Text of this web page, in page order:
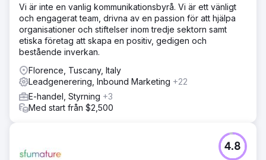
Vi är inte en vanlig kommunikationsbyrå. Vi är ett vänligt
och engagerat team, drivna av en passion för att hjälpa
organisationer och stiftelser inom tredje sektorn samt
etiska företag att skapa en positiv, gedigen och
bestående inverkan.
Florence, Tuscany, Italy
Leadgenerering, Inbound Marketing +22
E-handel, Styrning +3
Med start från $2,500
4.8